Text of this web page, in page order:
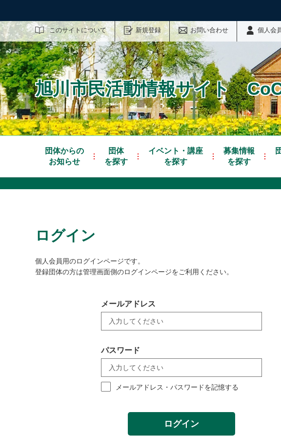
このサイトについて 新規登録 お問い合わせ 個人会
サイト内検索
旭川市民活動情報サイト
団体からの
お知らせ
団体
を探す
イベント・講座
を探す
募集情報
を探す
ログイン
個人会員用のログインページです。
登録団体の方は管理画面側のログインページをご利用ください。
メールアドレス
パスワード
メールアドレス・パスワードを記憶する
ログイン